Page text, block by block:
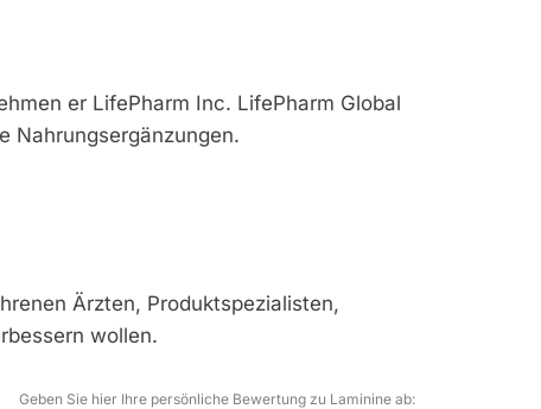
er LifePharm Inc. LifePharm Global
Nahrungsergänzungen.
Ärzten, Produktspezialisten,
wollen.
Geben Sie hier Ihre persönliche Bewertung zu Laminine ab: